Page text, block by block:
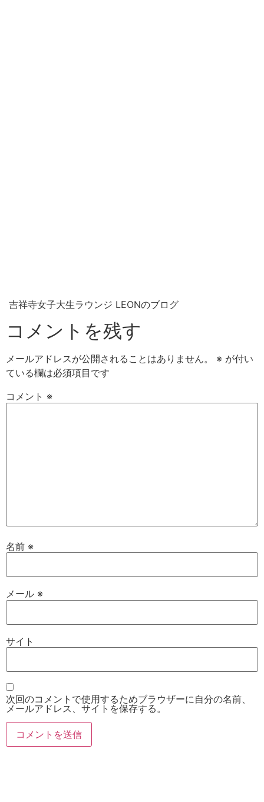
吉祥寺女子大生ラウンジ LEONのブログ
コメントを残す
メールアドレスが公開されることはありません。 ※ が付い
ている欄は必須項目です
コメント ※
名前 ※
メール ※
サイト
次回のコメントで使用するためブラウザーに自分の名前、
メールアドレス、サイトを保存する。